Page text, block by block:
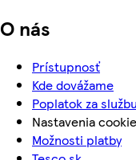
O nás
Prístupnosť
Kde dovážame
Poplatok za službu
Nastavenia
Možnosti platby